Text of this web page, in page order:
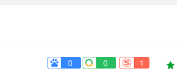
1
0
0